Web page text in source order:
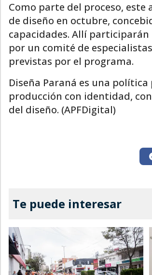
Como parte del proceso, este
de diseño en octubre,
capacidades. Allí
por un comité de
previstas por el programa.
Diseña Paraná es una
producción con identidad,
del diseño. (APFDigital)
Te puede interesar